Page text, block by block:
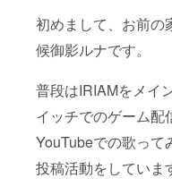
初めまして、お前の
候御影ルナです。
普段はIRIAMをメイ
イッチでのゲーム配
YouTubeでの歌って
投稿活動をしていま